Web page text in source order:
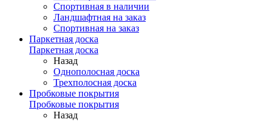
Спортивная в наличии
Ландшафтная на заказ
Спортивная на заказ
Паркетная доска
Паркетная доска
Назад
Однополосная доска
Трехполосная доска
Пробковые покрытия
Пробковые покрытия
Назад